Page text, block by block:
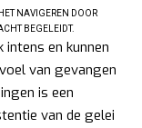
NAVIGEREN DOOR
BEGELEIDT.
en kunnen
van gevangen
is een
van de gelei